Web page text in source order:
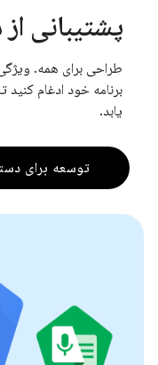
پشتیبانی
طراحی برای همه.
برنامه خود ادغام کنید
یابد.
توسعه برای